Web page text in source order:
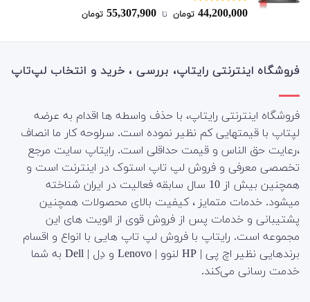
نمره4.50
44,200,000 تومان ‌ تا ‌ 55,307,900 تومان
فروشگاه اینترنتی رایتاپ، بررسی ، خرید و انتخاب لپ‌تاپ
فروشگاه اینترنتی رایتاپ، با حذف واسطه ها اقدام به عرضه
لپتاپ با قیمتهایی کم نظیر نموده است. سرلوحه کار ما انصاف
،رعایت حق الناس و قیمت حداقلی است. رایتاپ سایت مرجع
تخصصی معرفی و فروش لپ تاپ استوک در اینترنت است و
همچنین بیش از 10 سال سابقه فعالیت در ایران شناخته
میشود. خدمات متمایز ، کیفیت بالای محصولات همچنین
پشتیبانی و خدمات پس از فروش قوی از الویت های این
مجموعه است. رایتاپ با فروش لپ تاپ هایی با انواع و اقسام
برندهایی نظیر اچ پی | HP لنوو | Lenovo و دِل | Dell به شما
خدمت رسانی می‌کند.